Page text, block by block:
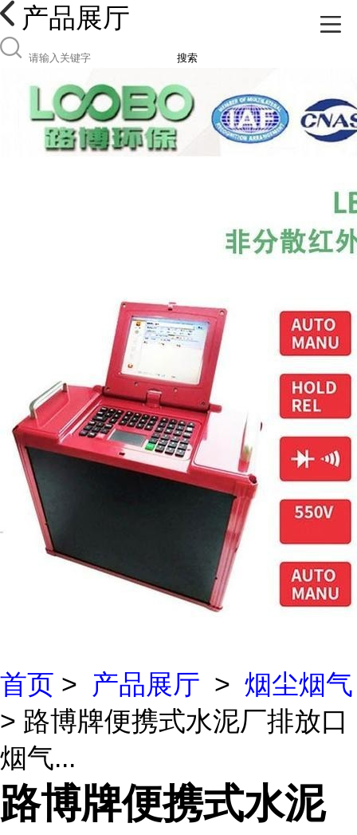
产品展厅
搜索
首页 > 产品展厅 > 烟尘烟气
> 路博牌便携式水泥厂排放口
烟气...
路博牌便携式水泥